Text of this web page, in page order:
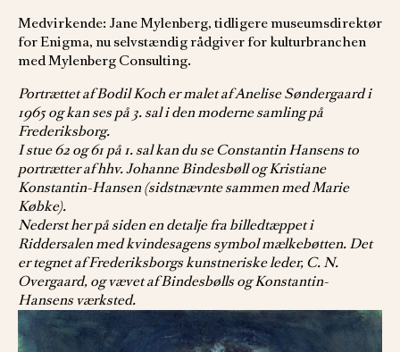
Medvirkende: Jane Mylenberg, tidligere museumsdirektør
for Enigma, nu selvstændig rådgiver for kulturbranchen
med Mylenberg Consulting.
Portrættet af Bodil Koch er malet af Anelise Søndergaard i
1965 og kan ses på 3. sal i den moderne samling på
Frederiksborg.
I stue 62 og 61 på 1. sal kan du se Constantin Hansens to
portrætter af hhv. Johanne Bindesbøll og Kristiane
Konstantin-Hansen (sidstnævnte sammen med Marie
Købke).
Nederst her på siden en detalje fra billedtæppet i
Riddersalen med kvindesagens symbol mælkebøtten. Det
er tegnet af Frederiksborgs kunstneriske leder, C. N.
Overgaard, og vævet af Bindesbølls og Konstantin-
Hansens værksted.